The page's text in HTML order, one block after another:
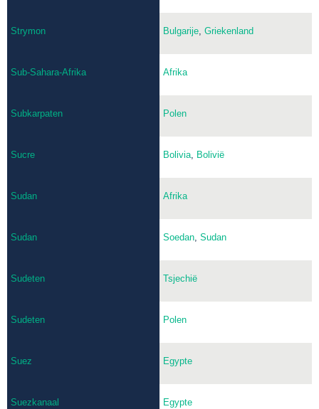
Strymon Bulgarije, Griekenland
Sub-Sahara-Afrika Afrika
Subkarpaten Polen
Sucre Bolivia, Bolivië
Sudan Afrika
Sudan Soedan, Sudan
Sudeten Tsjechië
Sudeten Polen
Suez Egypte
Suezkanaal Egypte